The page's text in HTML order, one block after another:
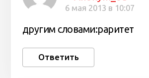
6 мая 2013 в 10:07
другим словами:раритет
Ответить